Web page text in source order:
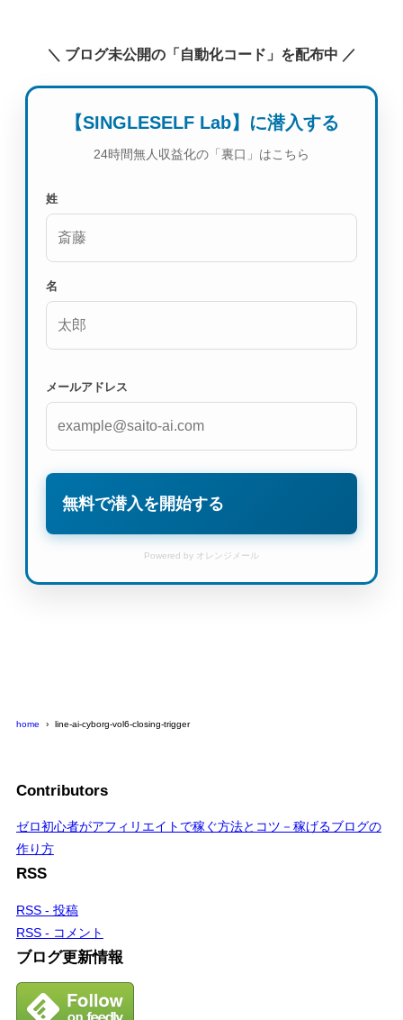
＼ ブログ未公開の「自動化コード」を配布中 ／
【SINGLESELF Lab】に潜入する
24時間無人収益化の「裏口」はこちら
姓
名
メールアドレス
無料で潜入を開始する
Powered by オレンジメール
home line-ai-cyborg-vol6-closing-trigger
Contributors
ゼロ初心者がアフィリエイトで稼ぐ方法とコツ－稼げるブログの
作り方
RSS
RSS - 投稿
RSS - コメント
ブログ更新情報